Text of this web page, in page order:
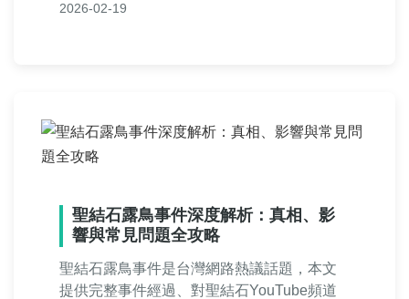
措施。提供專業建議和常見問答，幫助您全
2026-02-19
聖結石露鳥事件深度解析：真相、影
響與常見問題全攻略
聖結石露鳥事件是台灣網路熱議話題，本文
提供完整事件經過、對聖結石YouTube頻道